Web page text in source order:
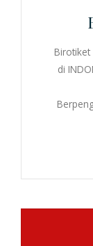
Birotiket
di